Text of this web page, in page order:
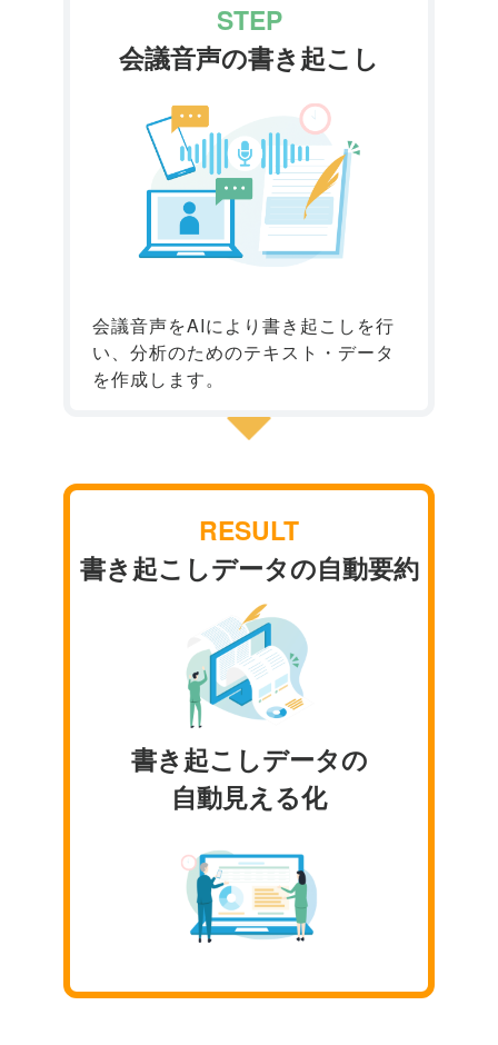
STEP
会議音声の書き起こし
会議音声をAIにより書き起こしを行
い、分析のためのテキスト・データ
を作成します。
RESULT
書き起こしデータの自動要約
書き起こしデータの
自動見える化